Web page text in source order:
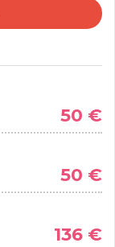
50 €
50 €
136 €